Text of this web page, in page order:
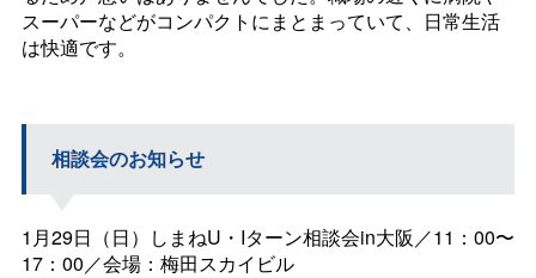
スーパーなどがコンパクトにまとまっていて、日常生活
は快適です。
相談会のお知らせ
1月29日（日）しまねU・Iターン相談会in大阪／11：00〜
17：00／会場：梅田スカイビル